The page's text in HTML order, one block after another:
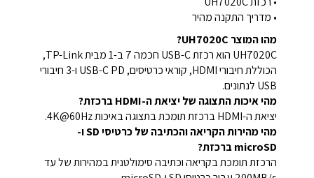
• מדריך התקנה מהיר
מהו המוצר UH7020C?
UH7020C הוא רכזת USB-C חכמה 7 ב-1 מבית TP-Link,
הכוללת חיבורי HDMI, קוראי כרטיסים, USB-C PD ו-3 חיבורי
USB לנתונים.
מהי איכות התצוגה של יציאת ה-HDMI ברכזת?
יציאת ה-HDMI ברכזת תומכת בתצוגה באיכות 4K@60Hz.
מהי מהירות הקריאה והכתיבה של כרטיסי SD ו-
microSD ברכזת?
הרכזת תומכת בקריאה וכתיבה סימולטנית במהירות של עד